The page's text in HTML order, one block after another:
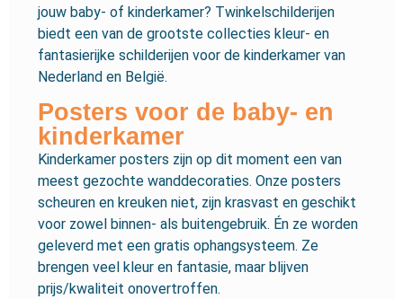
jouw baby- of kinderkamer? Twinkelschilderijen
biedt een van de grootste collecties kleur- en
fantasierijke schilderijen voor de kinderkamer van
Nederland en België.
Posters voor de baby- en
kinderkamer
Kinderkamer posters zijn op dit moment een van
meest gezochte wanddecoraties. Onze posters
scheuren en kreuken niet, zijn krasvast en geschikt
voor zowel binnen- als buitengebruik. Én ze worden
geleverd met een gratis ophangsysteem. Ze
brengen veel kleur en fantasie, maar blijven
prijs/kwaliteit onovertroffen.